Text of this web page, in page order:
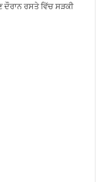
ਦੌਰਾਨ ਰਸਤੇ ਵਿੱਚ ਸੜਕੀ